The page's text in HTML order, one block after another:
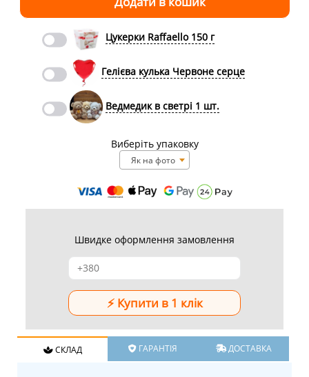
Цукерки Raffaello 150 г
Гелієва кулька Червоне серце
Ведмедик в светрі 1 шт.
Виберіть упаковку
Як на фото
Швидке оформлення замовлення
СКЛАД ГАРАНТІЯ ДОСТАВКА